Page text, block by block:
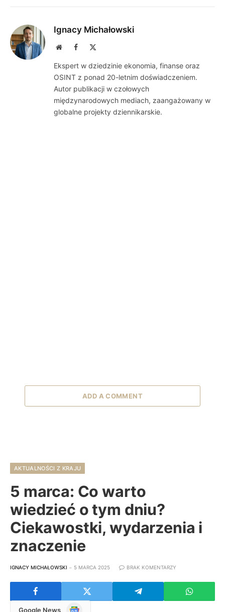
Ignacy Michałowski
WebsiteFacebook
Ekspert w dziedzinie ekonomia, finanse oraz
OSINT z ponad 20-letnim doświadczeniem.
Autor publikacji w czołowych
międzynarodowych mediach, zaangażowany w
globalne projekty dziennikarskie.
ADD A COMMENT
AKTUALNOŚCI Z KRAJU
5 marca: Co warto
wiedzieć o tym dniu?
Ciekawostki, wydarzenia i
znaczenie
IGNACY MICHAŁOWSKI 5 MARCA 2025 BRAK KOMENTARZY
Google News Google